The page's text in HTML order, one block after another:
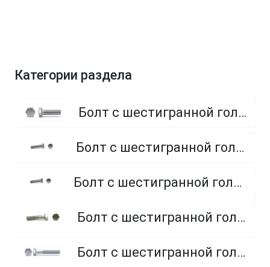
Категории раздела
Болт с шестигранной головкой, полная резьба, класс прочности 8.8
Болт с шестигранной головкой, полная резьба, класс прочности 4.8 и 5.8
Болт с шестигранной головкой, полная резьба, из нержавеющей стали A2 и A4
Болт с шестигранной головкой, неполная резьба, класс прочности 5.8
Болт с шестигранной головкой, неполная резьба, класс прочности 8.8